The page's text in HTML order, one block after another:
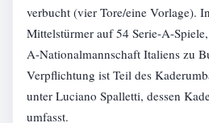
verbucht (vier Tore/eine Vorlage).
Mittelstürmer auf 54 Serie-A-
A-Nationalmannschaft Italiens zu
Verpflichtung ist Teil des
unter Luciano Spalletti, dessen
umfasst.